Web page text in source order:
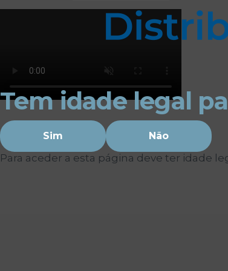
Os cookies de marketing são usados
eficácia da campanha publicitária.
Aceitar Todos
Tem idade legal
Sim Não
Para aceder a esta página deve ter idade